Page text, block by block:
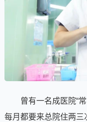
曾有一名成医院“
每月都要来总院住两